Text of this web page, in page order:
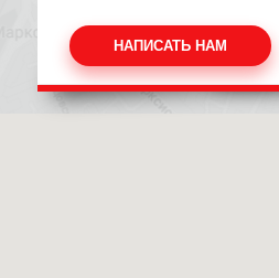
НАПИСАТЬ НАМ